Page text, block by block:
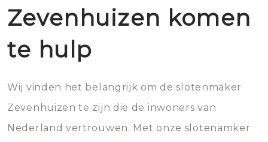
Zevenhuizen komen
te hulp
Wij vinden het belangrijk om de slotenmaker
Zevenhuizen te zijn die de inwoners van
Nederland vertrouwen. Met onze slotenamker